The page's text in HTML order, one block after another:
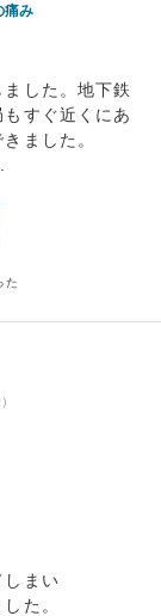
痛み
した。地下鉄
すぐ近くにあ
ました。
た
しまい
た。